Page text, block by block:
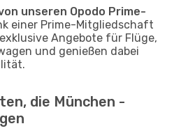
unseren Opodo Prime-
einer Prime-Mitgliedschaft
Angebote für Flüge,
und genießen dabei
die München -